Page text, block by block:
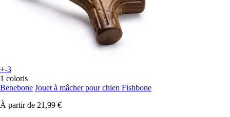
+-3
1 coloris
Benebone Jouet à mâcher pour chien Fishbone
À partir de 21,99 €